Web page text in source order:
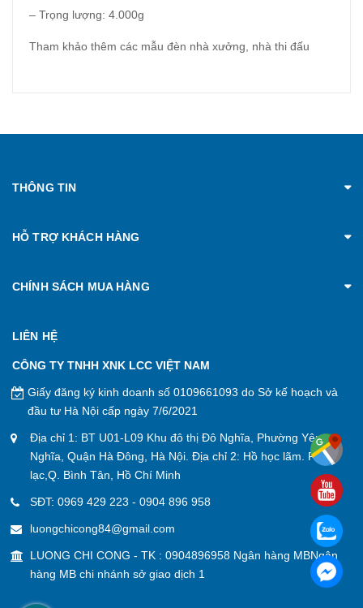
– Trọng lượng: 4.000g
Tham khảo thêm các mẫu đèn nhà xưởng, nhà thi đấu
THÔNG TIN
HỖ TRỢ KHÁCH HÀNG
CHÍNH SÁCH MUA HÀNG
LIÊN HỆ
CÔNG TY TNHH XNK LCC VIỆT NAM
Giấy đăng ký kinh doanh số 0109661093 do Sở kế hoạch và
đầu tư Hà Nội cấp ngày 7/6/2021
Địa chỉ 1: BT U01-L09 Khu đô thị Đô Nghĩa, Phường Yên
Nghĩa, Quận Hà Đông, Hà Nội. Địa chỉ 2: Hồ học lãm. P. An
lạc,Q. Bình Tân, Hồ Chí Minh
SĐT: 0969 429 223 - 0904 896 958
luongchicong84@gmail.com
LUONG CHI CONG - TK : 0904896958 Ngân hàng MBNgân
hàng MB chi nhánh sở giao dịch 1